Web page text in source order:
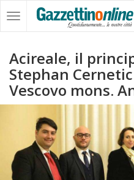
Acireale, il
Stephan
Vescovo mons.